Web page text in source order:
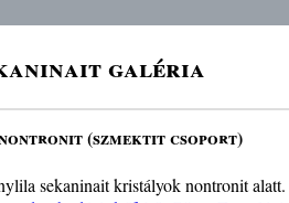
galéria
(szmektit csoport)
sekaninait kristályok nontronit